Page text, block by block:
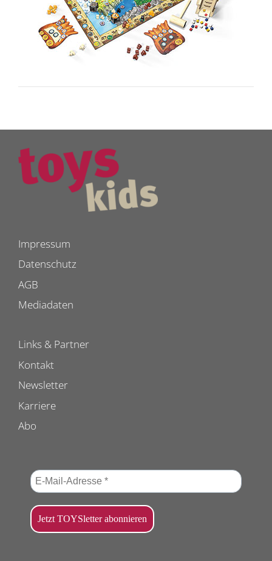
Impressum
Datenschutz
AGB
Mediadaten
Links & Partner
Kontakt
Newsletter
Karriere
Abo